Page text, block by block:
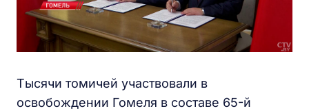
Тысячи томичей участвовали в
освобождении Гомеля в составе 65-й